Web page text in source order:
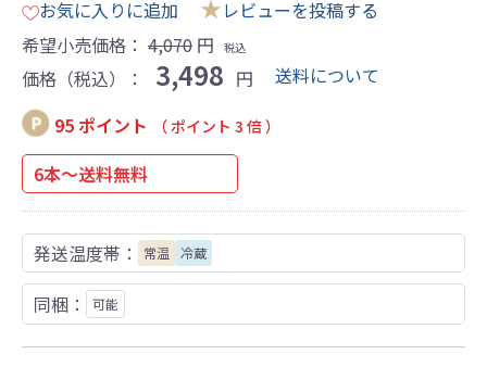
お気に入りに追加 ★レビューを投稿する
希望小売価格： 4,070 円 税込
価格（税込）： 3,498 円
送料について
95 ポイント
（ ポイント 3 倍 ）
6本～送料無料
発送温度帯： 常温 冷蔵
同梱： 可能